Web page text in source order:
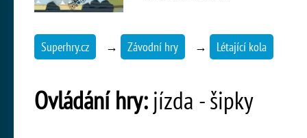
Superhry.cz → Závodní hry → Létající kola
Ovládání hry:jízda - šipky